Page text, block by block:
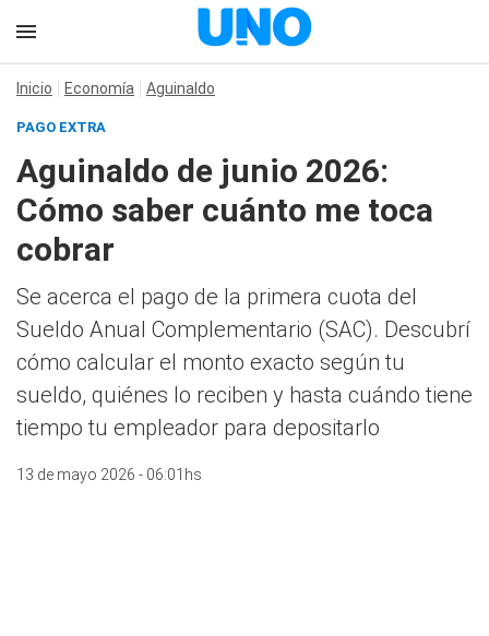
Inicio Economía Aguinaldo
PAGO EXTRA
Aguinaldo de junio 2026:
Cómo saber cuánto me toca
cobrar
Se acerca el pago de la primera cuota del
Sueldo Anual Complementario (SAC). Descubrí
cómo calcular el monto exacto según tu
sueldo, quiénes lo reciben y hasta cuándo tiene
tiempo tu empleador para depositarlo
13 de mayo 2026 - 06:01hs